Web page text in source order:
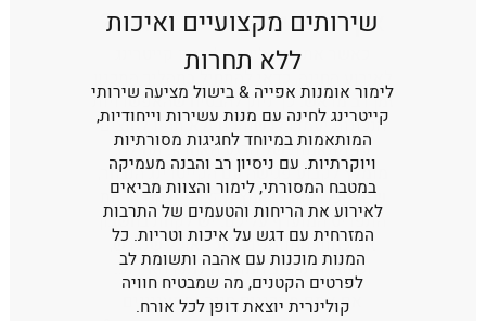
שירותים מקצועיים ואיכות
ללא תחרות
לימור אומנות אפייה & בישול מציעה שירותי
קייטרינג לחינה עם מנות עשירות וייחודיות,
המותאמות במיוחד לחגיגות מסורתיות
ויוקרתיות. עם ניסיון רב והבנה מעמיקה
במטבח המסורתי, לימור והצוות מביאים
לאירוע את הריחות והטעמים של התרבות
המזרחית עם דגש על איכות וטריות. כל
המנות מוכנות עם אהבה ותשומת לב
לפרטים הקטנים, מה שמבטיח חוויה
קולינרית יוצאת דופן לכל אורח.
מגשי מנות פתיחה עם חומוס, טחינה
וסלטים טריים.
מנות בשריות כמו קבב, שיפודים ופרגיות.
מנות דגים מתובלות בסגנון מזרחי.
קינוחים מסורתיים כמו בקלאווה
ומעמולים.